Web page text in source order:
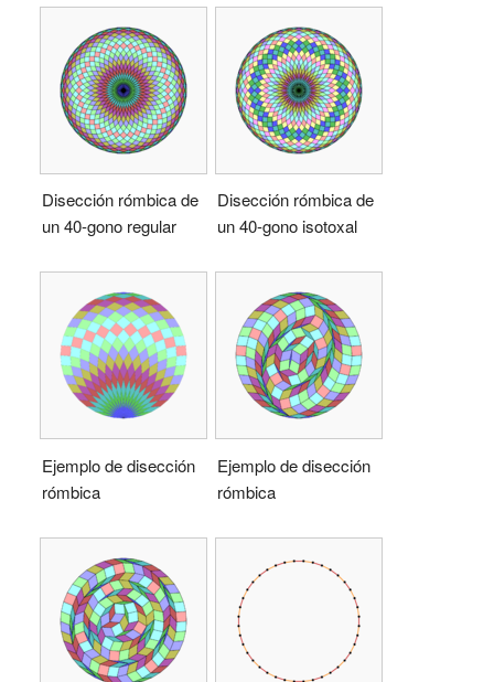
Disección rómbica de
un 40-gono regular
Disección rómbica de
un 40-gono isotoxal
Ejemplo de disección
rómbica
Ejemplo de disección
rómbica